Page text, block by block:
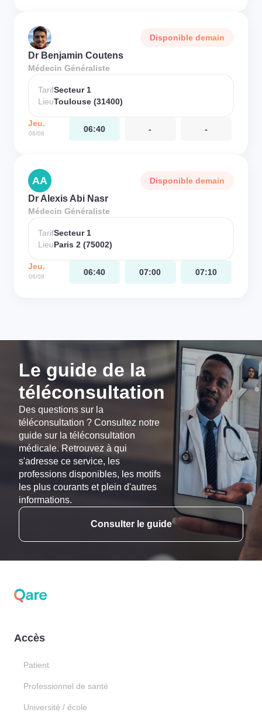
Disponible demain
Dr Benjamin Coutens
Médecin Généraliste
TarifSecteur 1
LieuToulouse (31400)
Jeu.
06/08 06:40 - -
AA Disponible demain
Dr Alexis Abi Nasr
Médecin Généraliste
TarifSecteur 1
LieuParis 2 (75002)
Jeu.
06/08 06:40 07:00 07:10
Le guide de la
téléconsultation
Des questions sur la
téléconsultation ? Consultez notre
guide sur la téléconsultation
médicale. Retrouvez à qui
s'adresse ce service, les
professions disponibles, les motifs
les plus courants et plein d'autres
informations.
Consulter le guide
Accès
Patient
Professionnel de santé
Université / école